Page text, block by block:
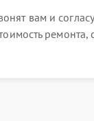
вам и
ремонта,